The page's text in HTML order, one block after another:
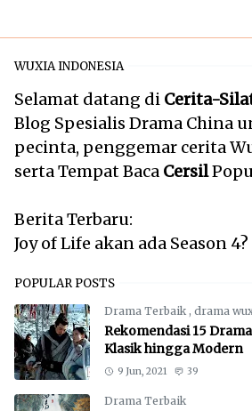
WUXIA INDONESIA
Selamat datang di Cerita-
Blog Spesialis Drama China
pecinta, penggemar cerita
serta Tempat Baca Cersil
Berita Terbaru:
Joy of Life akan ada Season 4?
POPULAR POSTS
Drama Terbaik , drama
Rekomendasi 15
Klasik hingga Modern
9 Jun, 2021 39
Drama Terbaik